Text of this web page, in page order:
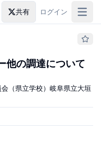
共有 ログイン
他の調達について
（県立学校）岐阜県立大垣